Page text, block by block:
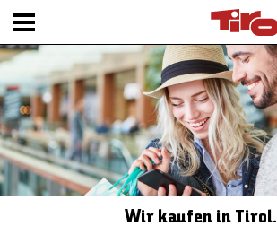
Wir kaufen in Tirol.